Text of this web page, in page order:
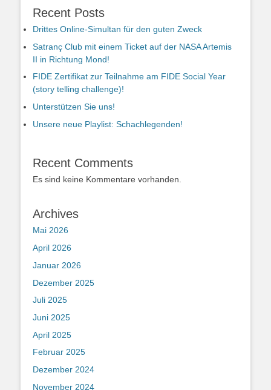
Recent Posts
Drittes Online-Simultan für den guten Zweck
Satranç Club mit einem Ticket auf der NASA Artemis
II in Richtung Mond!
FIDE Zertifikat zur Teilnahme am FIDE Social Year
(story telling challenge)!
Unterstützen Sie uns!
Unsere neue Playlist: Schachlegenden!
Recent Comments
Es sind keine Kommentare vorhanden.
Archives
Mai 2026
April 2026
Januar 2026
Dezember 2025
Juli 2025
Juni 2025
April 2025
Februar 2025
Dezember 2024
November 2024